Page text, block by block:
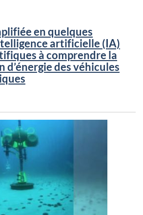
en quelques
artificielle (IA)
à comprendre la
d’énergie des véhicules